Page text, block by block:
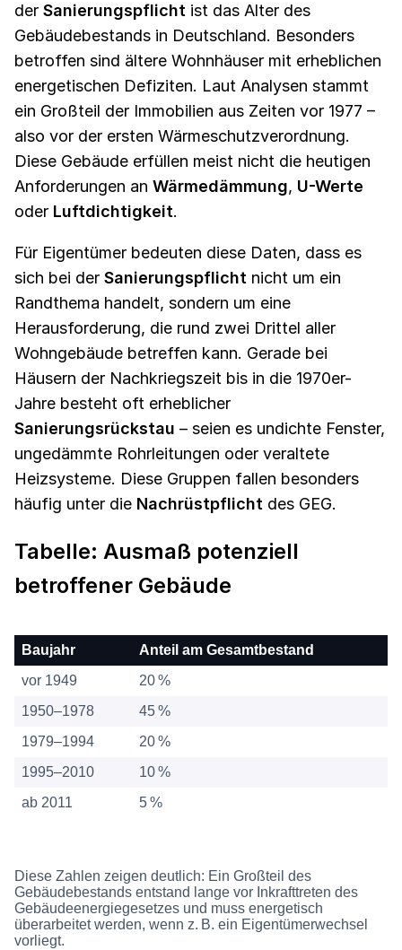
der Sanierungspflicht ist das Alter des
Gebäudebestands in Deutschland. Besonders
betroffen sind ältere Wohnhäuser mit erheblichen
energetischen Defiziten. Laut Analysen stammt
ein Großteil der Immobilien aus Zeiten vor 1977 –
also vor der ersten Wärmeschutzverordnung.
Diese Gebäude erfüllen meist nicht die heutigen
Anforderungen an Wärmedämmung, U-Werte
oder Luftdichtigkeit.
Für Eigentümer bedeuten diese Daten, dass es
sich bei der Sanierungspflicht nicht um ein
Randthema handelt, sondern um eine
Herausforderung, die rund zwei Drittel aller
Wohngebäude betreffen kann. Gerade bei
Häusern der Nachkriegszeit bis in die 1970er-
Jahre besteht oft erheblicher
Sanierungsrückstau – seien es undichte Fenster,
ungedämmte Rohrleitungen oder veraltete
Heizsysteme. Diese Gruppen fallen besonders
häufig unter die Nachrüstpflicht des GEG.
Tabelle: Ausmaß potenziell
betroffener Gebäude
Baujahr
Anteil am Gesamtbestand
vor 1949
20 %
1950–1978
45 %
1979–1994
20 %
1995–2010
10 %
ab 2011
5 %
Diese Zahlen zeigen deutlich: Ein Großteil des
Gebäudebestands entstand lange vor Inkrafttreten des
Gebäudeenergiegesetzes und muss energetisch
überarbeitet werden, wenn z. B. ein Eigentümerwechsel
vorliegt.